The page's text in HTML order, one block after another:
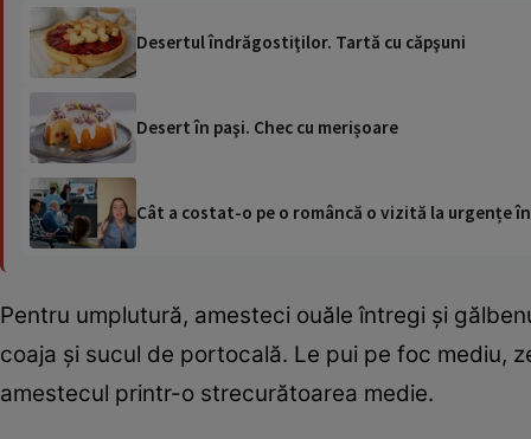
Desertul îndrăgostiţilor. Tartă cu căpşuni
Desert în paşi. Chec cu merișoare
Cât a costat-o pe o româncă o vizită la urgențe
Pentru umplutură, amesteci ouăle întregi și
coaja şi sucul de portocală. Le pui pe foc mediu,
amestecul printr-o strecurătoarea medie.